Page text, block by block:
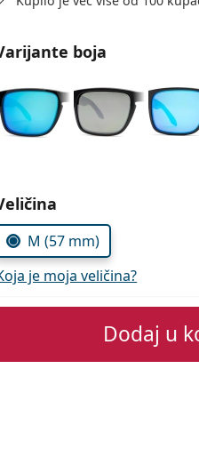
boja
M (57 mm)
je moja veličina?
Dodaj u